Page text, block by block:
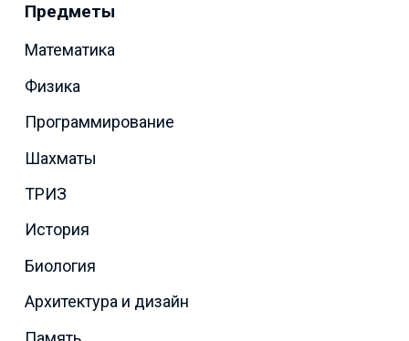
Предметы
Математика
Физика
Программирование
Шахматы
ТРИЗ
История
Биология
Архитектура и дизайн